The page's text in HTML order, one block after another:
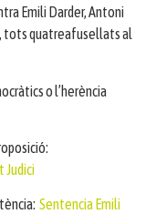
Emili Darder, Antoni
tots quatreafusellats al
o l’herència
Judici
Sentencia Emili